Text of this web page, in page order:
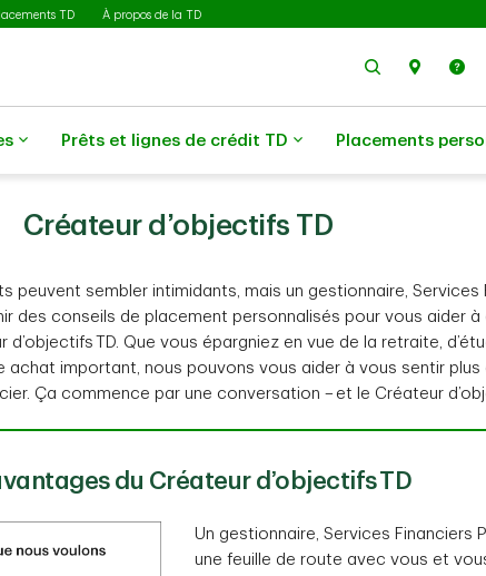
TD À propos de la TD
Rechercher
Nous
Prêts et lignes de crédit TD Placements
Créateur d’objectifs TD
peuvent sembler intimidants, mais un gestionnaire, Services
des conseils de placement personnalisés pour vous aider
TD. Que vous épargniez en vue de la retraite,
achat important, nous pouvons vous aider à vous sentir plus
Ça commence par une conversation – et le Créateur
du Créateur d’objectifs TD
Un gestionnaire, Services Financiers
une feuille de route avec vous et